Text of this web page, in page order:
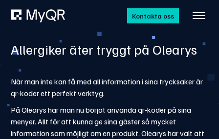
Kontakta oss
Allergiker äter tryggt på Olearys
När man inte kan få med all information i sina trycksaker är
qr-koder ett perfekt verktyg.
På Olearys har man nu börjat använda qr-koder på sina
menyer. Allt för att kunna ge sina gäster så mycket
information som möjligt om en produkt. Olearys har valt att